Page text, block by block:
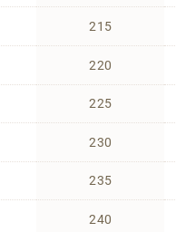
215
220
225
230
235
240